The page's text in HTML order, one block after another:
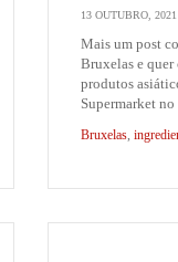
13 OUTUBRO, 2021
Mais um post
Bruxelas e
produtos
Supermarket
Bruxelas,